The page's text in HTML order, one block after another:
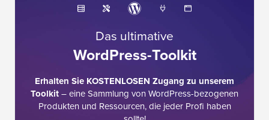
Das ultimative
WordPress-Toolkit
Erhalten Sie KOSTENLOSEN Zugang zu unserem
Toolkit– eine Sammlung von WordPress-bezogenen
Produkten und Ressourcen, die jeder Profi haben